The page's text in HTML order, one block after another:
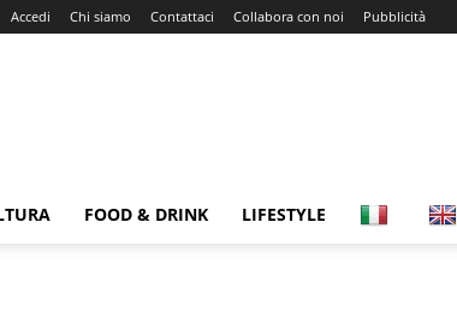
Accedi Chi siamo Contattaci Collabora con noi Pubblicità
FOOD & DRINK LIFESTYLE